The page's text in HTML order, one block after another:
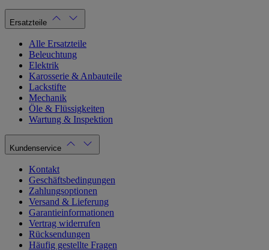
Ersatzteile
Alle Ersatzteile
Beleuchtung
Elektrik
Karosserie & Anbauteile
Lackstifte
Mechanik
Öle & Flüssigkeiten
Wartung & Inspektion
Kundenservice
Kontakt
Geschäftsbedingungen
Zahlungsoptionen
Versand & Lieferung
Garantieinformationen
Vertrag widerrufen
Rücksendungen
Häufig gestellte Fragen